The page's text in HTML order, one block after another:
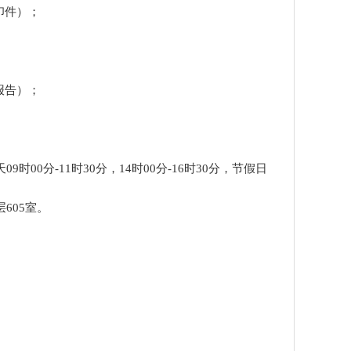
）；
）；
09时00分-11时30分，14时00分-16时30分，节假日
605室。